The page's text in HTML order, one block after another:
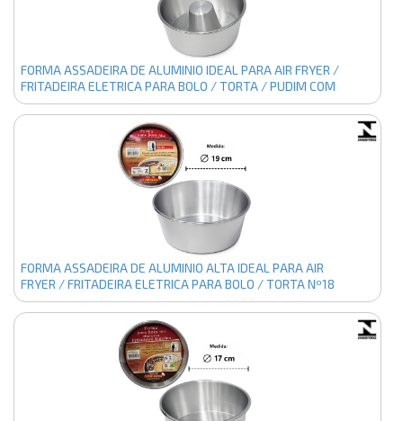
FORMA ASSADEIRA DE ALUMINIO IDEAL PARA AIR FRYER /
FRITADEIRA ELETRICA PARA BOLO / TORTA / PUDIM COM
TUBO Nº16 POLIDO
FORMA ASSADEIRA DE ALUMINIO ALTA IDEAL PARA AIR
FRYER / FRITADEIRA ELETRICA PARA BOLO / TORTA Nº18
POLIDO